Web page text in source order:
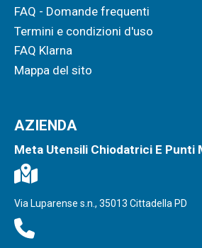
FAQ - Domande frequenti
Termini e condizioni d'uso
FAQ Klarna
Mappa del sito
AZIENDA
Meta Utensili Chiodatrici E Punti
Via Luparense s.n., 35013 Cittadella PD